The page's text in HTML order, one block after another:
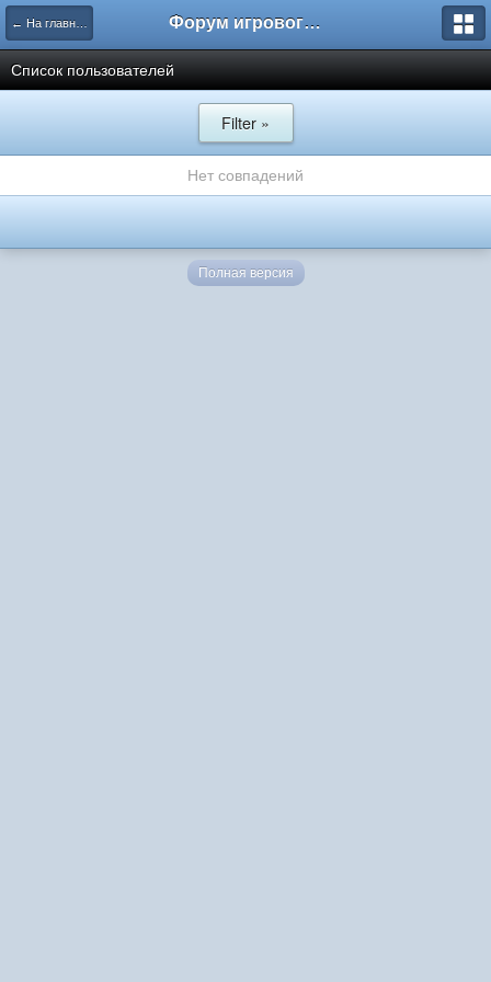
← На главную Форум игрового проекта Riverrise
Список пользователей
Filter »
Нет совпадений
Полная версия